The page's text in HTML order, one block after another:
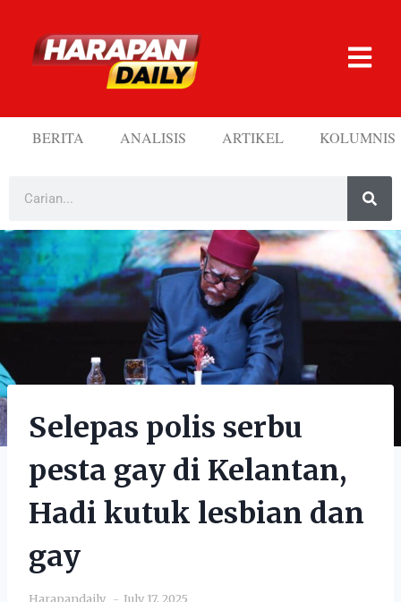
BERITA ANALISIS ARTIKEL KOLUMNIS
Selepas polis serbu
pesta gay di Kelantan,
Hadi kutuk lesbian dan
gay
Harapandaily July 17, 2025